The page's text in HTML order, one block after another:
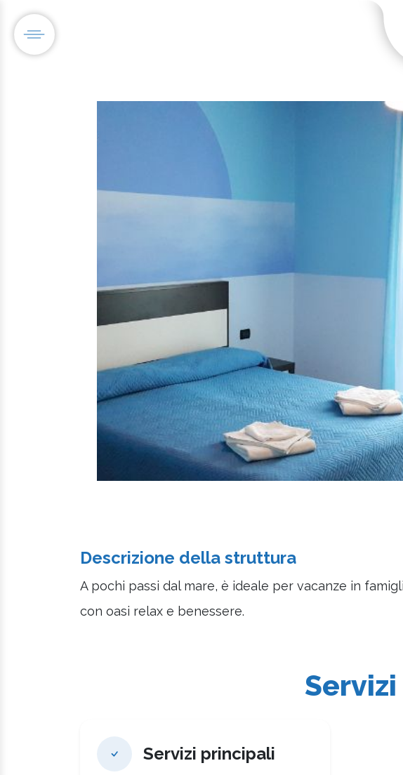
Descrizione della struttura
A pochi passi dal mare, è ideale per vacanze in
con oasi relax e benessere.
Servizi principali